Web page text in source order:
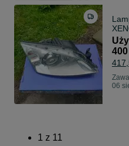
400
06
1 z 11